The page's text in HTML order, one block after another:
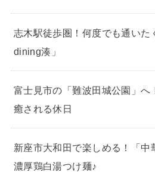
志木駅徒歩圏！何度でも通いた
dining湊」
富士見市の「難波田城公園」
癒される休日
新座市大和田で楽しめる！「中
濃厚鶏白湯つけ麺♪